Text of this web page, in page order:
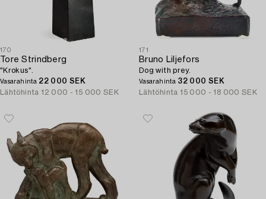
170
Tore Strindberg
"Krokus".
Vasarahinta 22 000 SEK
Lähtöhinta 12 000 - 15 000 SEK
171
Bruno Liljefors
Dog with prey.
Vasarahinta 32 000 SEK
Lähtöhinta 15 000 - 18 000 SEK